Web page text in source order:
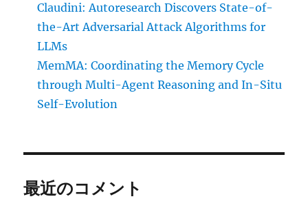
Claudini: Autoresearch Discovers State-of-
the-Art Adversarial Attack Algorithms for
LLMs
MemMA: Coordinating the Memory Cycle
through Multi-Agent Reasoning and In-Situ
Self-Evolution
最近のコメント